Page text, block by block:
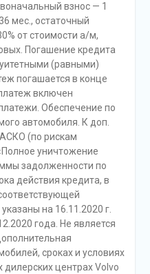
взнос — 1
мес., остаточный
от стоимости а/м,
Погашение кредита
(равными)
погашается в конце
включен
Обеспечение по
автомобиля. К доп.
(по рискам
уничтожение
задолженности по
действия кредита, в
на 16.11.2020 г.
года. Не является
сроках и условиях
центрах Volvo